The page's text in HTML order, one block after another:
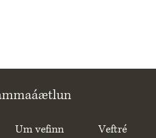
Um vefinn Veftré